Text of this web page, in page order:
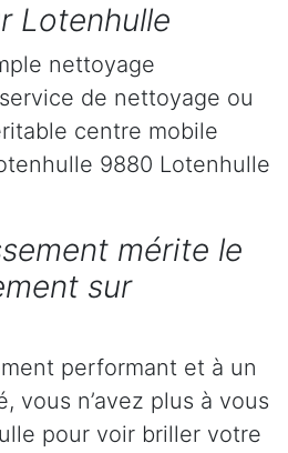
Lotenhulle
nettoyage
de nettoyage ou
centre mobile
9880 Lotenhulle
mérite le
sur
performant et à un
vous n’avez plus à vous
pour voir briller votre